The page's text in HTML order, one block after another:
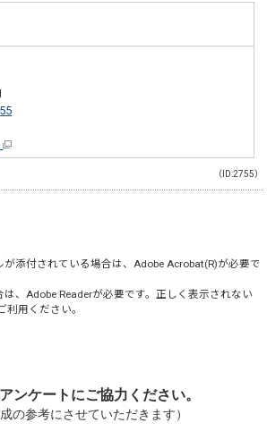
（ID:2755）
添付されている場合は、Adobe Acrobat(R)が必要で
は、Adobe Readerが必要です。正しく表示されない
利用ください。